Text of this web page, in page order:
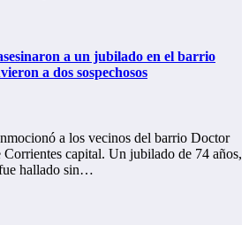
a un jubilado en el barrio
a dos sospechosos
a los vecinos del barrio Doctor
capital. Un jubilado de 74 años,
hallado sin…